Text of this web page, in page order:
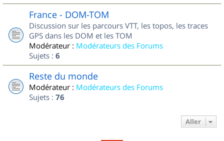
France - DOM-TOM
Discussion sur les parcours VTT, les topos, les traces
GPS dans les DOM et les TOM
Modérateur : Modérateurs des Forums
Sujets : 6
Reste du monde
Modérateur : Modérateurs des Forums
Sujets : 76
Aller